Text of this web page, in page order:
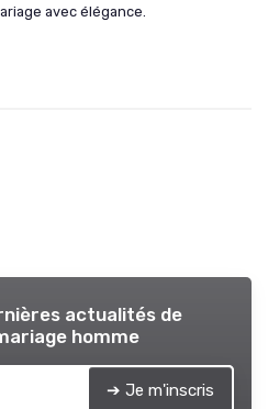
avec élégance.
actualités de
homme
➔ Je m'inscris